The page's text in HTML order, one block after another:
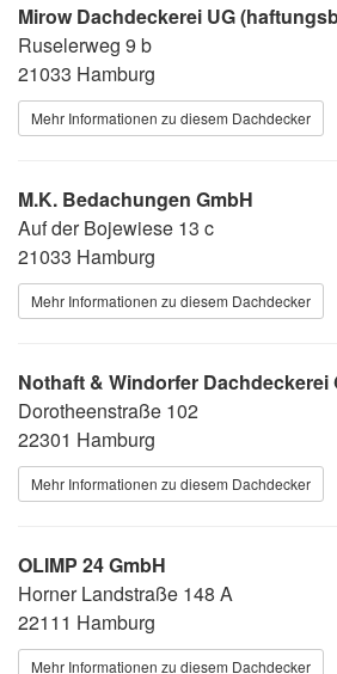
Mirow Dachdeckerei UG
Ruselerweg 9 b
21033 Hamburg
Mehr Informationen zu diesem Dachdecker
M.K. Bedachungen GmbH
Auf der Bojewiese 13 c
21033 Hamburg
Mehr Informationen zu diesem Dachdecker
Nothaft & Windorfer Dachdeckerei
Dorotheenstraße 102
22301 Hamburg
Mehr Informationen zu diesem Dachdecker
OLIMP 24 GmbH
Horner Landstraße 148 A
22111 Hamburg
Mehr Informationen zu diesem Dachdecker